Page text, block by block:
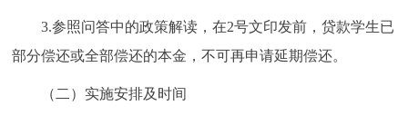
3.参照问答中的政策解读，在2号文印发前，贷款学生已
部分偿还或全部偿还的本金，不可再申请延期偿还。
（二）实施安排及时间